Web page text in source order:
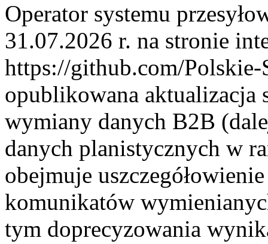
Operator systemu
31.07.2026 r. na stronie
https://github.com/Polskie-
opublikowana aktualizacja
wymiany danych B2B
danych planistycznych w
obejmuje
komunikatów
tym doprecyzowania